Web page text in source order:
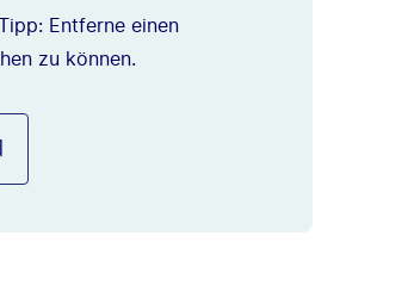
Entferne einen
zu können.